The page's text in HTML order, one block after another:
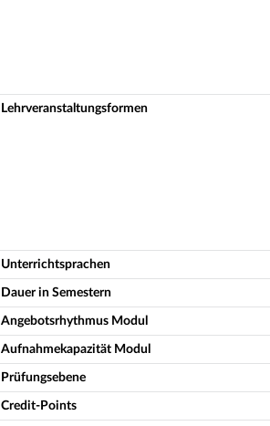
Lehrveranstaltungsformen
Unterrichtsprachen
Dauer in Semestern
Angebotsrhythmus Modul
Aufnahmekapazität Modul
Prüfungsebene
Credit-Points